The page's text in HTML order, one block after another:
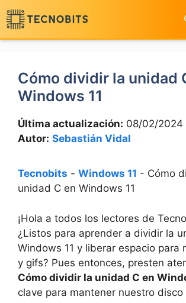
Saltar
al
contenido
Cómo dividir la unidad
Windows 11
Última actualización: 08/02/2024
Autor: Sebastián Vidal
Tecnobits - Windows 11 - Cómo
unidad C en Windows 11
¡Hola a todos los lectores de
¿Listos para aprender a dividir la
Windows 11 y liberar espacio para
y gifs? Pues entonces, presten
Cómo dividir la unidad C en
clave para mantener nuestro disco